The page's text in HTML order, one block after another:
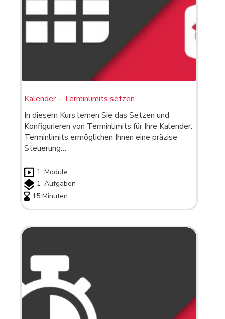
Kalender – Terminlimits setzen
In diesem Kurs lernen Sie das Setzen und
Konfigurieren von Terminlimits für Ihre Kalender.
Terminlimits ermöglichen Ihnen eine präzise
Steuerung…
1 Module
1 Aufgaben
15 Minuten